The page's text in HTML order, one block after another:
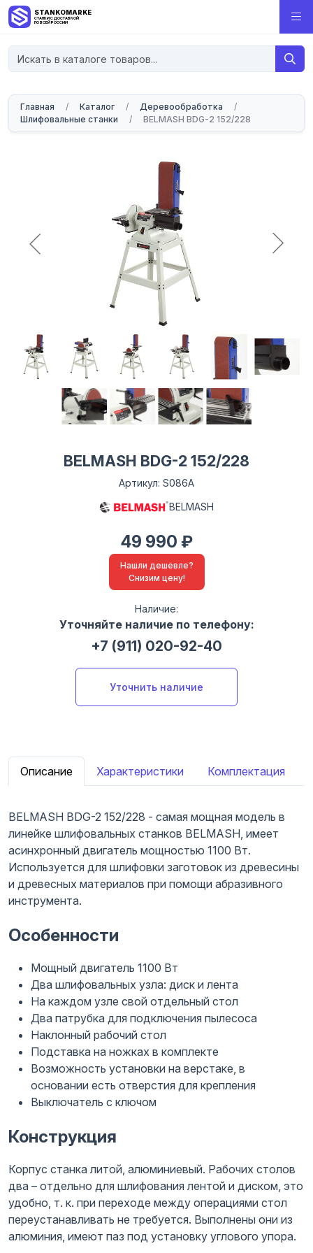
STANKOMARKET
СТАНКИ С ДОСТАВКОЙ
ПО ВСЕЙ РОССИИ
Главная / Каталог / Деревообработка
/
Шлифовальные станки
/ BELMASH BDG-2 152/228
BELMASH BDG-2 152/228
Артикул: S086A
BELMASH
49 990 ₽
Нашли дешевле?
Снизим цену!
Наличие:
Уточняйте наличие по телефону:
+7 (911) 020-92-40
Уточнить наличие
Описание Характеристики Комплектация
BELMASH BDG-2 152/228 - самая мощная модель в
линейке шлифовальных станков BELMASH, имеет
асинхронный двигатель мощностью 1100 Вт.
Используется для шлифовки заготовок из древесины
и древесных материалов при помощи абразивного
инструмента.
Особенности
Мощный двигатель 1100 Вт
Два шлифовальных узла: диск и лента
На каждом узле свой отдельный стол
Два патрубка для подключения пылесоса
Наклонный рабочий стол
Подставка на ножках в комплекте
Возможность установки на верстаке, в
основании есть отверстия для крепления
Выключатель с ключом
Конструкция
Корпус станка литой, алюминиевый. Рабочих столов
два – отдельно для шлифования лентой и диском, это
удобно, т. к. при переходе между операциями стол
переустанавливать не требуется. Выполнены они из
алюминия, имеют паз под установку углового упора.